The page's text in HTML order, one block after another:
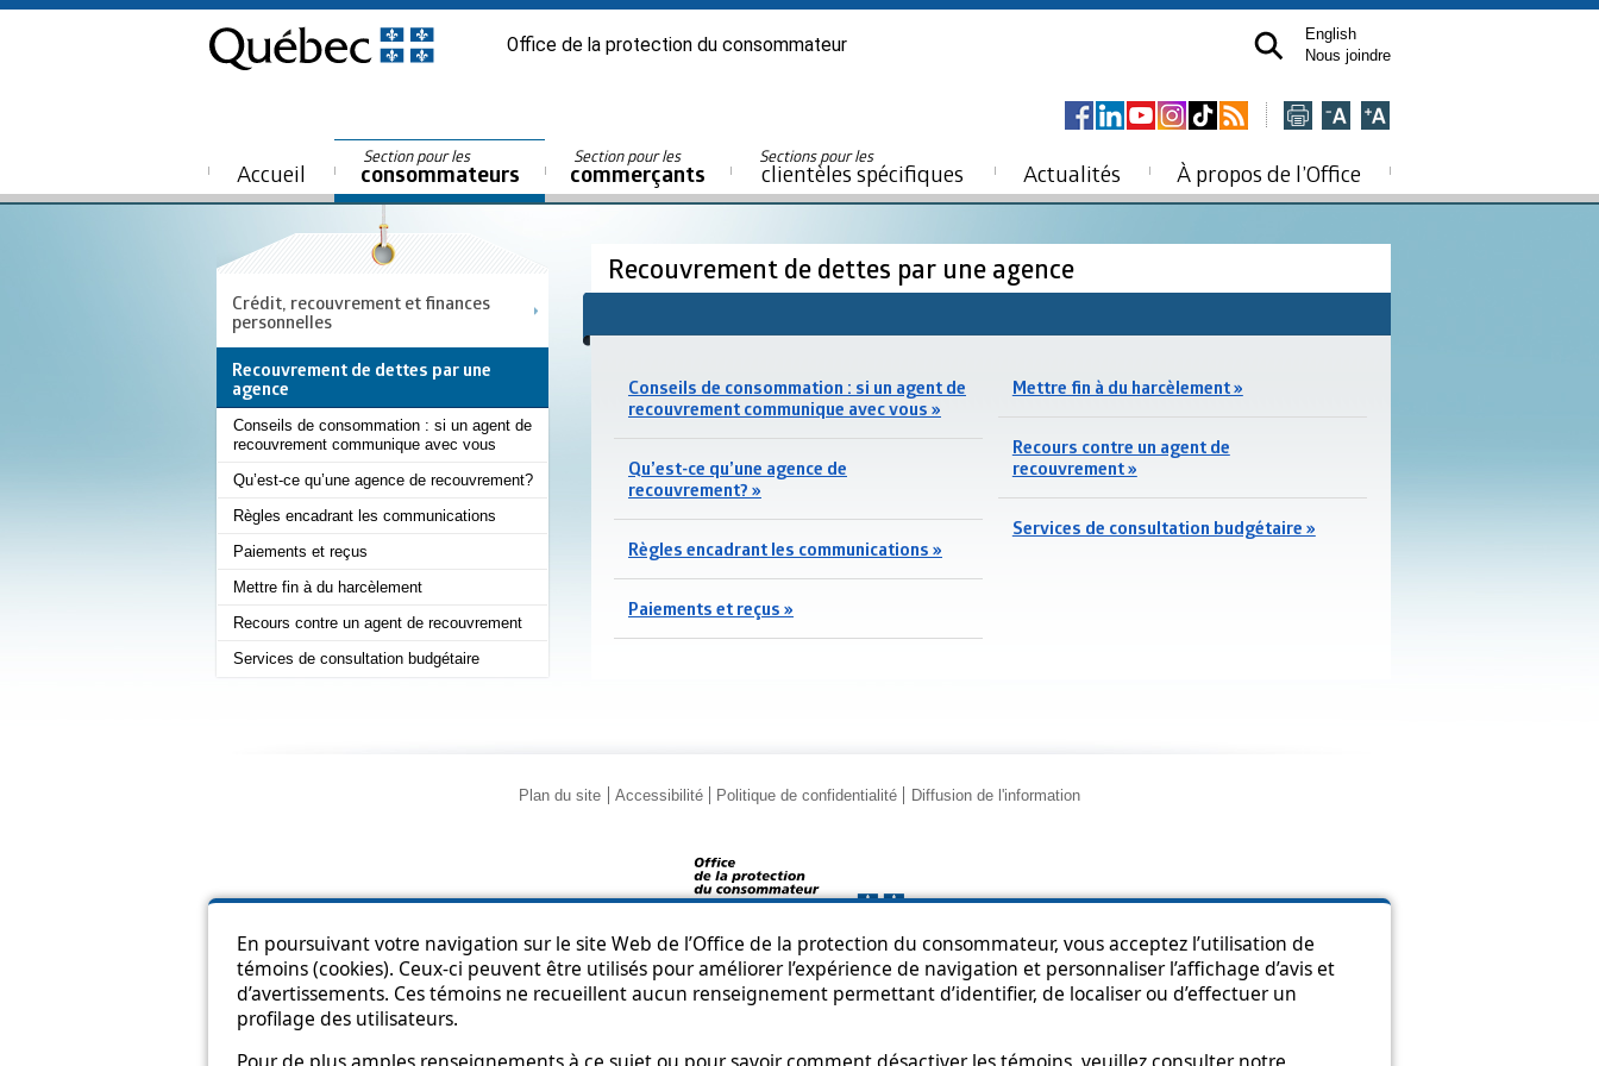
En poursuivant votre navigation sur le site Web de l’Office de la protection du consommateur, vous acceptez l’utilisation de
témoins (cookies). Ceux-ci peuvent être utilisés pour améliorer l’expérience de navigation et personnaliser l’affichage d’avis et
d’avertissements. Ces témoins ne recueillent aucun renseignement permettant d’identifier, de localiser ou d’effectuer un
profilage des utilisateurs.
Office de la protection du consommateur
English
Nous joindre
Accueil
Section pour les
consommateurs
Section pour les
commerçants
Sections pour les
clientèles spécifiques Actualités À propos de l’Office
Crédit, recouvrement et finances
personnelles
Recouvrement de dettes par une
agence
Conseils de consommation : si un agent de
recouvrement communique avec vous
Qu’est-ce qu’une agence de recouvrement?
Règles encadrant les communications
Paiements et reçus
Mettre fin à du harcèlement
Recours contre un agent de recouvrement
Services de consultation budgétaire
Recouvrement de dettes par une agence
Conseils de consommation : si un agent de
recouvrement communique avec vous »
Qu’est-ce qu’une agence de
recouvrement? »
Règles encadrant les communications »
Paiements et reçus »
Mettre fin à du harcèlement »
Recours contre un agent de
recouvrement »
Services de consultation budgétaire »
Plan du site Accessibilité Politique de confidentialité Diffusion de l'information
© Gouvernement du Québec, 2013-2025